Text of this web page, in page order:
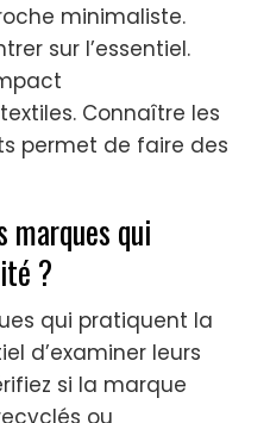
minimaliste.
sur l’essentiel.
Connaître les
permet de faire des
marques qui
?
qui pratiquent la
d’examiner leurs
si la marque
ou